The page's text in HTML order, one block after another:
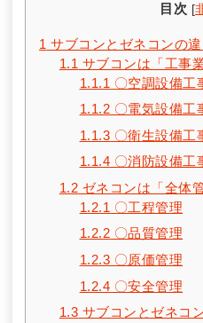
目次 [
1 サブコンとゼネコンの
1.1 サブコンは「工事
1.1.1 〇空調設備工
1.1.2 〇電気設備工
1.1.3 〇衛生設備工
1.1.4 〇消防設備工
1.2 ゼネコンは「全体
1.2.1 〇工程管理
1.2.2 〇品質管理
1.2.3 〇原価管理
1.2.4 〇安全管理
1.3 サブコンとゼネコ